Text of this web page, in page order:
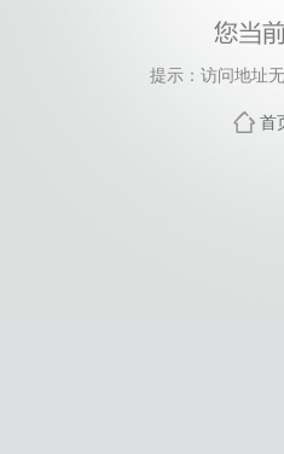
提示：访问地址
首